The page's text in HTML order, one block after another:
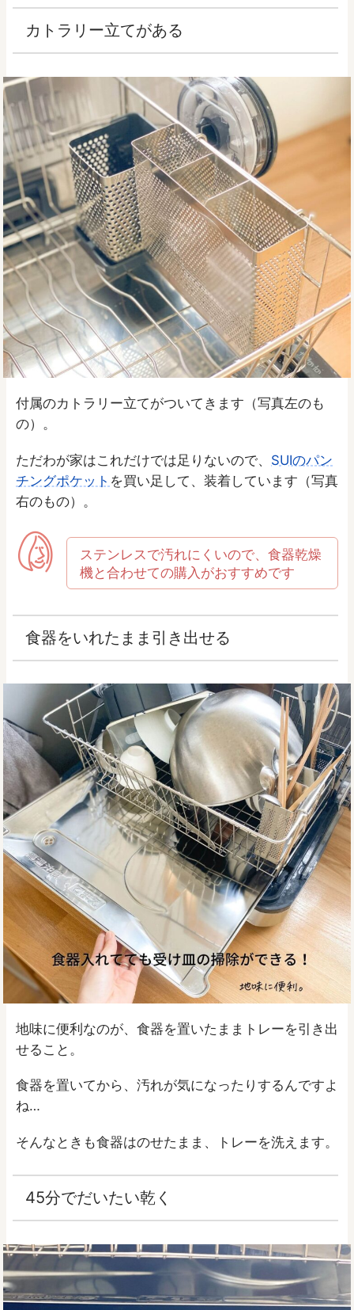
カトラリー立てがある
付属のカトラリー立てがついてきます（写真左のも
の）。
ただわが家はこれだけでは足りないので、 SUIのパン
チングポケット を買い足して、装着しています（写真
右のもの）。
ステンレスで汚れにくいので、食器乾燥
機と合わせての購入がおすすめです
食器をいれたまま引き出せる
地味に便利なのが、食器を置いたままトレーを引き出
せること。
食器を置いてから、汚れが気になったりするんですよ
ね…
そんなときも食器はのせたまま、トレーを洗えます。
45分でだいたい乾く